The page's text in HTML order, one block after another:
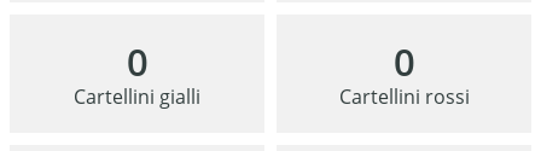
0
Cartellini gialli
0
Cartellini rossi